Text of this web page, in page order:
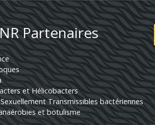
Partenaires
et Hélicobacters
Transmissibles bactériennes
et botulisme